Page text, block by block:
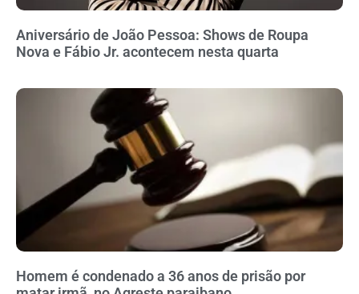
Aniversário de João Pessoa: Shows de Roupa
Nova e Fábio Jr. acontecem nesta quarta
Homem é condenado a 36 anos de prisão por